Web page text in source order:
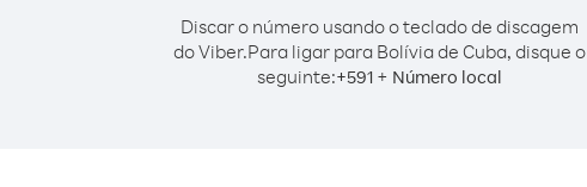
Discar o número usando o teclado de discagem
do Viber.Para ligar para Bolívia de Cuba, disque o
seguinte:+591+ Número local